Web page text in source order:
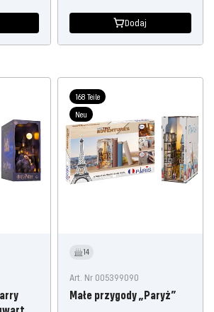
Dodaj
168 Teile
Neu
14
Art. Nr 005399090
Małe przygody „Paryż”